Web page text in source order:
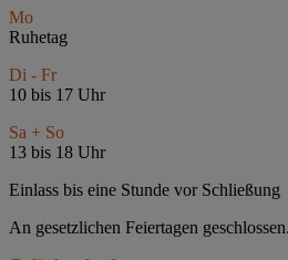
Mo
Ruhetag
Di - Fr
10 bis 17 Uhr
Sa + So
13 bis 18 Uhr
Einlass bis eine Stunde vor Schließung
An gesetzlichen Feiertagen geschlossen.